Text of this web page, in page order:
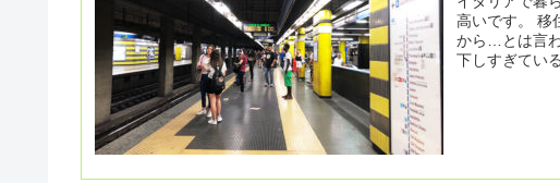
高いです。 移住する前から、旦那や友達からイタリアは変な人が多い
から…とは言
下しすぎてい